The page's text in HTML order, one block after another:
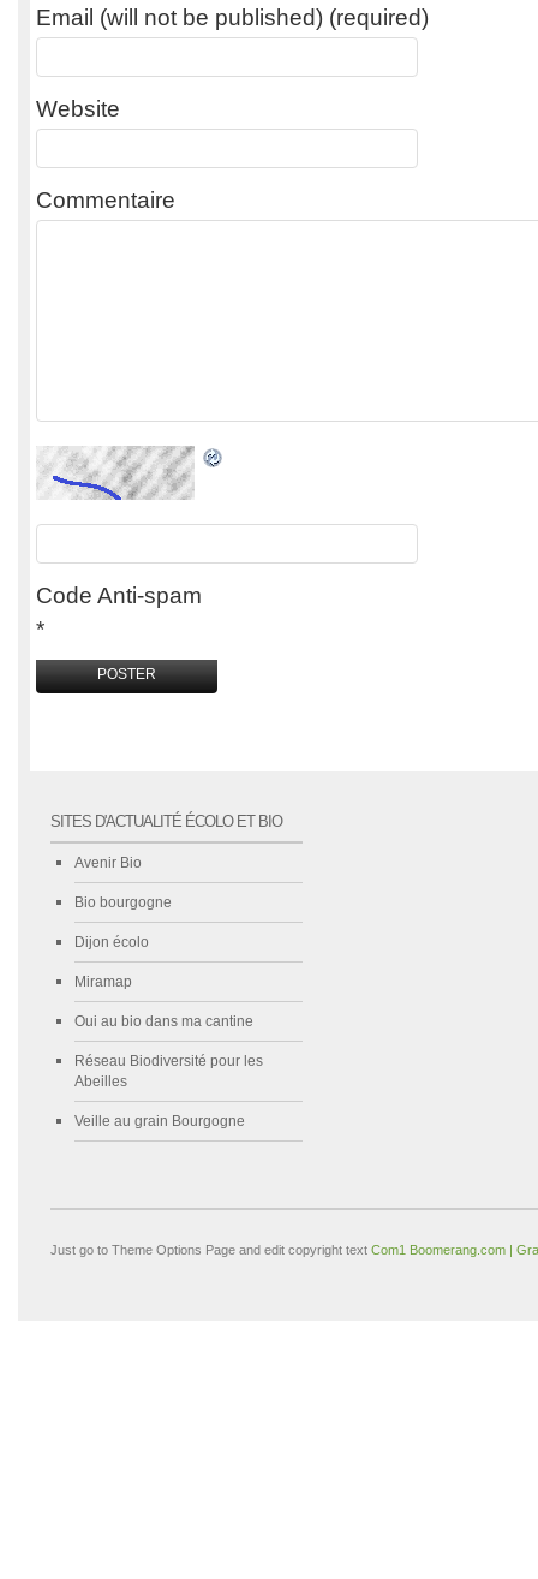
Email (will not be published) (required)
Website
Commentaire
Code Anti-spam
*
SITES D'ACTUALITÉ ÉCOLO ET BIO
Avenir Bio
Bio bourgogne
Dijon écolo
Miramap
Oui au bio dans ma cantine
Réseau Biodiversité pour les
Abeilles
Veille au grain Bourgogne
Just go to Theme Options Page and edit copyright text Com1 Boomerang.com |